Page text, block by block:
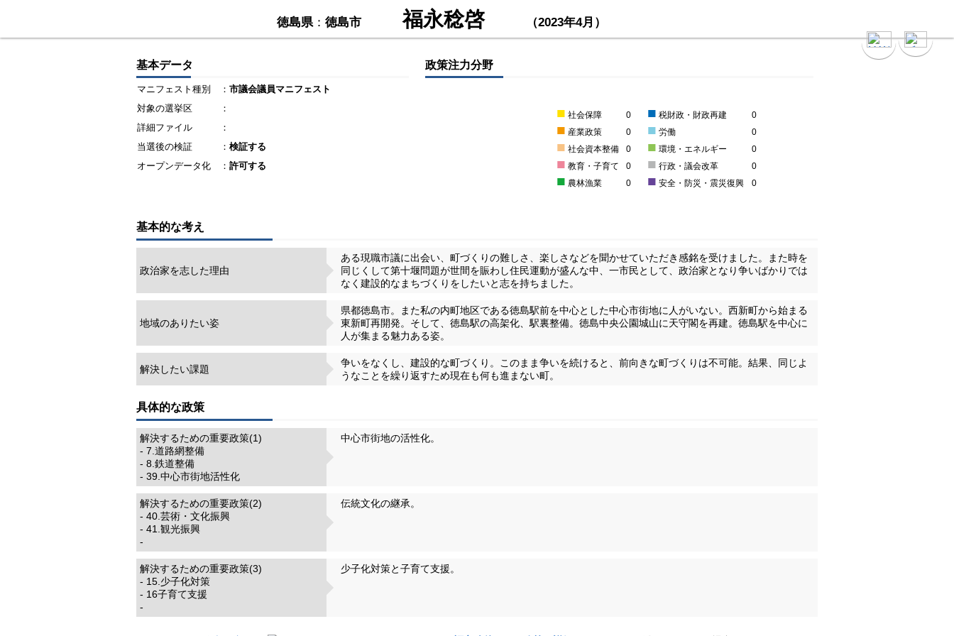
徳島県：徳島市 福永稔啓 （2023年4月）
基本データ
マニフェスト種別 ： 市議会議員マニフェスト
対象の選挙区
：
詳細ファイル
：
当選後の検証
： 検証する
オープンデータ化
： 許可する
政策注力分野
■ 社会保障 0 ■ 税財政・財政再建 0
■ 産業政策 0 ■ 労働 0
■ 社会資本整備 0 ■ 環境・エネルギー 0
■ 教育・子育て 0 ■ 行政・議会改革 0
■ 農林漁業 0 ■ 安全・防災・震災復興 0
基本的な考え
政治家を志した理由
ある現職市議に出会い、町づくりの難しさ、楽しさなどを聞かせていただき感銘を受けました。また時を
同じくして第十堰問題が世間を賑わし住民運動が盛んな中、一市民として、政治家となり争いばかりでは
なく建設的なまちづくりをしたいと志を持ちました。
地域のありたい姿
県都徳島市。また私の内町地区である徳島駅前を中心とした中心市街地に人がいない。西新町から始まる
東新町再開発。そして、徳島駅の高架化、駅裏整備。徳島中央公園城山に天守閣を再建。徳島駅を中心に
人が集まる魅力ある姿。
解決したい課題
争いをなくし、建設的な町づくり。このまま争いを続けると、前向きな町づくりは不可能。結果、同じよ
うなことを繰り返すため現在も何も進まない町。
具体的な政策
解決するための重要政策(1)
- 7.道路網整備
- 8.鉄道整備
- 39.中心市街地活性化
中心市街地の活性化。
解決するための重要政策(2)
- 40.芸術・文化振興
- 41.観光振興
-
伝統文化の継承。
解決するための重要政策(3)
- 15.少子化対策
- 16子育て支援
-
少子化対策と子育て支援。